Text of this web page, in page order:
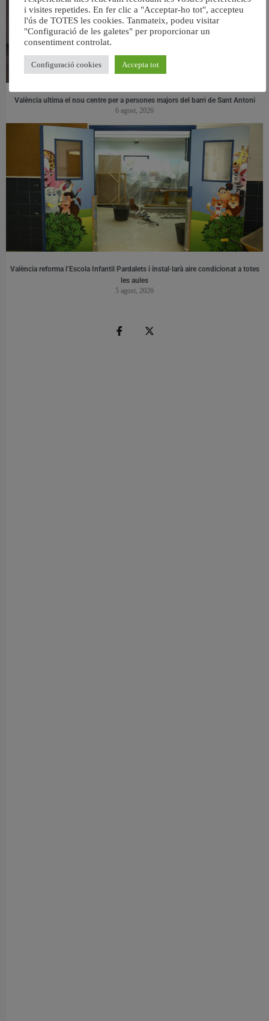
València ultima el nou centre per a persones majors del barri de Sant Antoni
6 agost, 2026
València reforma l’Escola Infantil Pardalets i instal·larà aire condicionat a totes
les aules
5 agost, 2026
i visites repetides. En fer clic a "Acceptar-ho tot", accepteu
l'ús de TOTES les cookies. Tanmateix, podeu visitar
"Configuració de les galetes" per proporcionar un
consentiment controlat.
Configuració cookies Accepta tot